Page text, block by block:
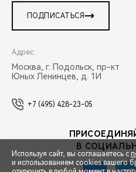
ПОДПИСАТЬСЯ
Адрес:
Москва, г. Подольск, пр-кт
Юных Ленинцев, д. 1И
+7 (495) 428-23-05
В
Используя сайт, вы соглашаетесь с
и использованием cookies вашего